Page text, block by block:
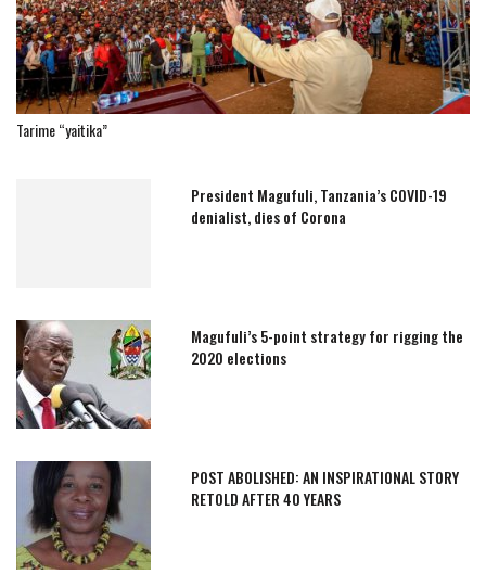
Tarime “yaitika”
President Magufuli, Tanzania’s COVID-19
denialist, dies of Corona
Magufuli’s 5-point strategy for rigging the
2020 elections
POST ABOLISHED: AN INSPIRATIONAL STORY
RETOLD AFTER 40 YEARS